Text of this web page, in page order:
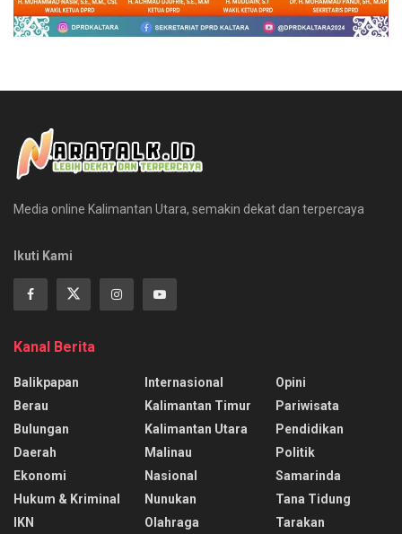
Media online Kalimantan Utara, semakin dekat dan terpercaya
Ikuti Kami
Kanal Berita
Balikpapan
Berau
Bulungan
Daerah
Ekonomi
Hukum & Kriminal
IKN
Internasional
Kalimantan Timur
Kalimantan Utara
Malinau
Nasional
Nunukan
Olahraga
Opini
Pariwisata
Pendidikan
Politik
Samarinda
Tana Tidung
Tarakan